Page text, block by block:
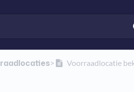
​>​ Voorraadlocatie